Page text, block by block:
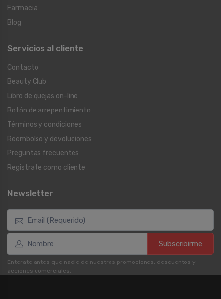
Farmacia
Blog
Servicios al cliente
Contacto
Beauty Club
Libro de quejas on-line
Botón de arrepentimiento
Términos y condiciones
Reembolso y devoluciones
Preguntas frecuentes
Registrate como cliente
Newsletter
Subscribirme
Enterate antes que nadie de nuestras promociones, descuentos y
acciones comerciales.